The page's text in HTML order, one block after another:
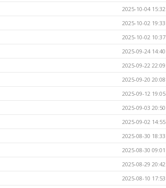
2025-10-04 15:32
2025-10-02 19:33
2025-10-02 10:37
2025-09-24 14:40
2025-09-22 22:09
2025-09-20 20:08
2025-09-12 19:05
2025-09-03 20:50
2025-09-02 14:55
2025-08-30 18:33
2025-08-30 09:01
2025-08-29 20:42
2025-08-10 17:53